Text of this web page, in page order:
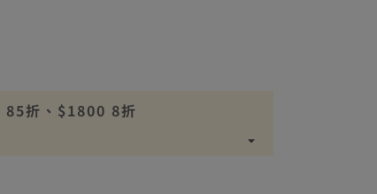
85折、$1800 8折